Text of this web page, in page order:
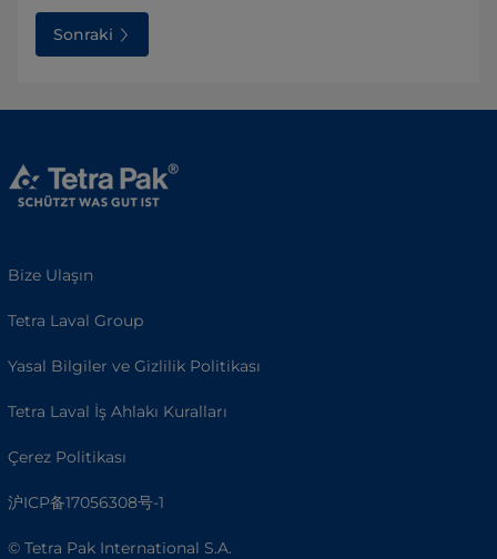
Sonraki
Bize Ulaşın
Tetra Laval Group
Yasal Bilgiler ve Gizlilik Politikası
Tetra Laval İş Ahlakı Kuralları
Çerez Politikası
沪ICP备17056308号-1
© Tetra Pak International S.A.